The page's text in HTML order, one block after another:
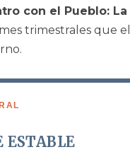
con el Pueblo:
trimestrales que
ESTABLE